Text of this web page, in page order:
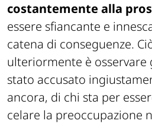
costantemente alla
essere sfiancante e
catena di conseguenze.
ulteriormente è osservare
stato accusato
ancora, di chi sta per
celare la preoccupazione